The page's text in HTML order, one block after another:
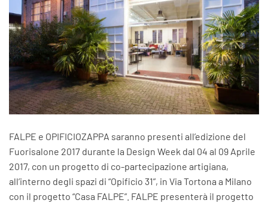
FALPE e OPIFICIOZAPPA saranno presenti all’edizione del
Fuorisalone 2017 durante la Design Week dal 04 al 09 Aprile
2017, con un progetto di co-partecipazione artigiana,
all’interno degli spazi di “Opificio 31”, in Via Tortona a Milano
con il progetto “Casa FALPE”. FALPE presenterà il progetto